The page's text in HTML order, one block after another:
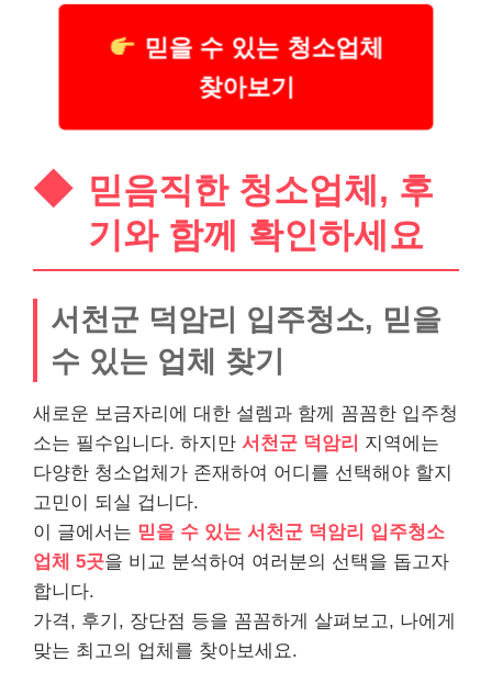
믿을 수 있는 청소업체
찾아보기
믿음직한 청소업체, 후
기와 함께 확인하세요
서천군 덕암리 입주청소, 믿을
수 있는 업체 찾기
새로운 보금자리에 대한 설렘과 함께 꼼꼼한 입주청
소는 필수입니다. 하지만 서천군 덕암리 지역에는
다양한 청소업체가 존재하여 어디를 선택해야 할지
고민이 되실 겁니다.
이 글에서는 믿을 수 있는 서천군 덕암리 입주청소
업체 5곳을 비교 분석하여 여러분의 선택을 돕고자
합니다.
가격, 후기, 장단점 등을 꼼꼼하게 살펴보고, 나에게
맞는 최고의 업체를 찾아보세요.